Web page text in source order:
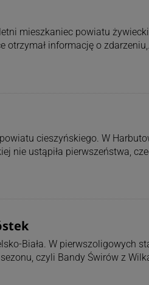
mieszkaniec powiatu
otrzymał informację o
cieszyńskiego. W
nie ustąpiła pierwszeństwa,
Biała. W pierwszoligowych
czyli Bandy Świrów z